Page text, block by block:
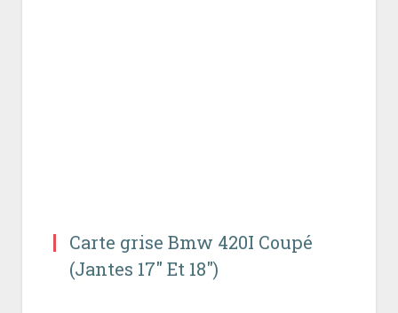
Carte grise Bmw 420I Coupé
(Jantes 17″ Et 18″)